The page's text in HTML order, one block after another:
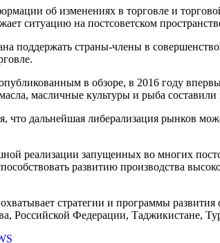
об изменениях в торговле и
ситуацию на постсоветском
поддержать страны-члены в
в обзоре, в 2016 году
масличные культуры и рыба составили
что дальнейшая либерализация рынков
реализации запущенных во многих
развитию производства
стратегии и программы
Российской Федерации, Таджикистане,